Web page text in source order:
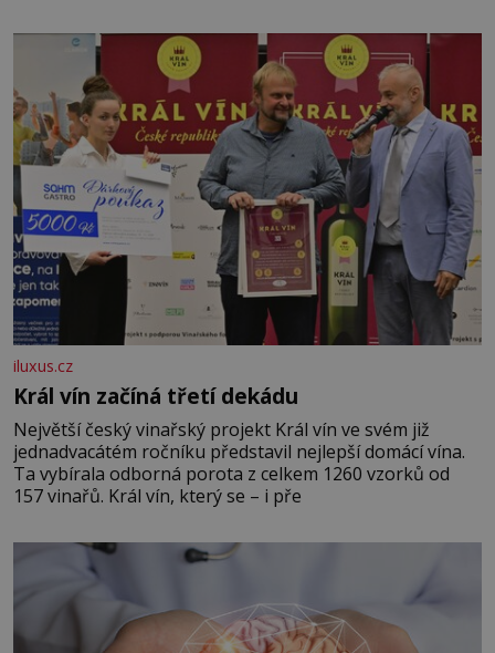
iluxus.cz
Král vín začíná třetí dekádu
Největší český vinařský projekt Král vín ve svém již
jednadvacátém ročníku představil nejlepší domácí vína.
Ta vybírala odborná porota z celkem 1260 vzorků od
157 vinařů. Král vín, který se – i pře